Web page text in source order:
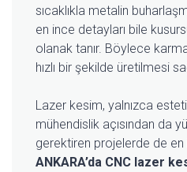
sıcaklıkla metalin
en ince detayları bile
olanak tanır. Böylece
hızlı bir şekilde üretilmesi
Lazer kesim, yalnızca
mühendislik açısından da
gerektiren projelerde de
ANKARA’da CNC lazer